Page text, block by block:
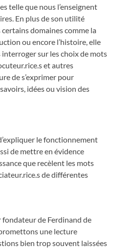
telle que nous l’enseignent
En plus de son utilité
domaines comme la
ou encore l’histoire, elle
sur les choix de mots
et autres
de s’exprimer pour
idées ou vision des
le fonctionnement
de mettre en évidence
que recèlent les mots
de différentes
fondateur de Ferdinand de
une lecture
bien trop souvent laissées